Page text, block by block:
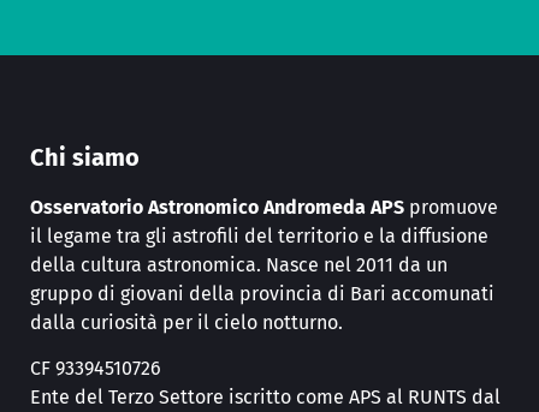
Chi siamo
Osservatorio Astronomico Andromeda APS promuove
il legame tra gli astrofili del territorio e la diffusione
della cultura astronomica. Nasce nel 2011 da un
gruppo di giovani della provincia di Bari accomunati
dalla curiosità per il cielo notturno.
CF 93394510726
Ente del Terzo Settore iscritto come APS al RUNTS dal